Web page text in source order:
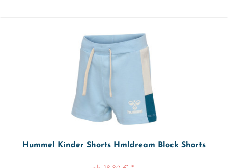
Hummel Kinder Shorts Hmldream Block Shorts